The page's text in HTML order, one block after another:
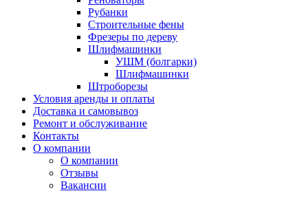
Рубанки
Строительные фены
Фрезеры по дереву
Шлифмашинки
УШМ (болгарки)
Шлифмашинки
Штроборезы
Условия аренды и оплаты
Доставка и самовывоз
Ремонт и обслуживание
Контакты
О компании
О компании
Отзывы
Вакансии